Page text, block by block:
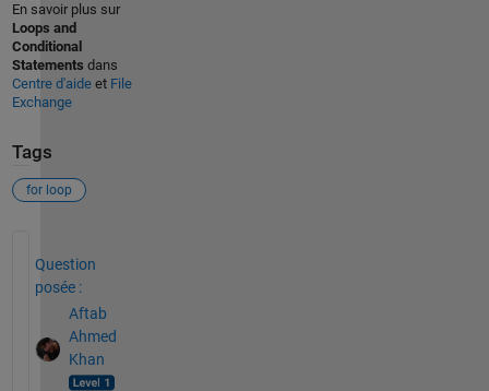
En savoir plus sur
Loops and
Conditional
Statements dans
Centre d'aideet File
Exchange
Tags
for loop
Question
posée :
Aftab
Ahmed
Khan